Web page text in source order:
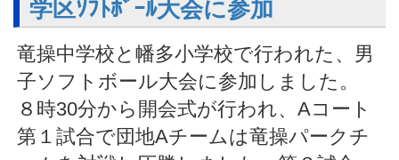
学区ｿﾌﾄﾎﾞｰﾙ大会に参加
竜操中学校と幡多小学校で行われた、男
子ソフトボール大会に参加しました。
８時30分から開会式が行われ、Aコート
第１試合で団地Aチームは竜操パークチ